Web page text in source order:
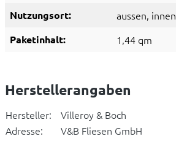
Nutzungsort: aussen, innen
Paketinhalt: 1,44 qm
Herstellerangaben
Hersteller:
Villeroy & Boch
Adresse:
V&B Fliesen GmbH